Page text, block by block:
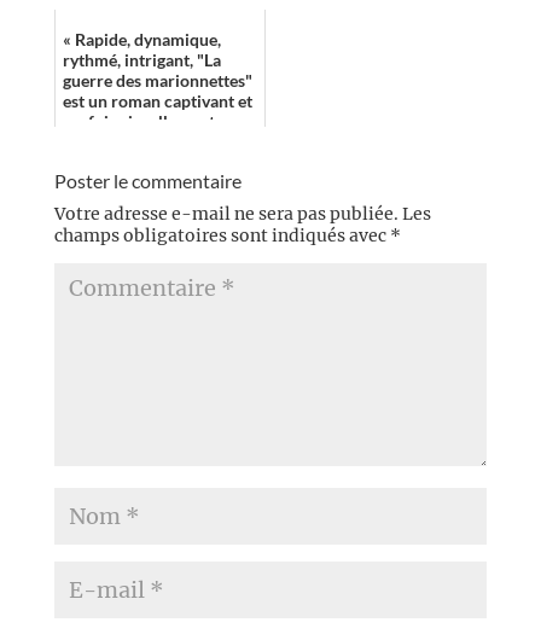
« Rapide, dynamique,
rythmé, intrigant, "La
guerre des marionnettes"
est un roman captivant et
parfois visuellement
Poster le commentaire
Votre adresse e-mail ne sera pas publiée. Les
champs obligatoires sont indiqués avec *